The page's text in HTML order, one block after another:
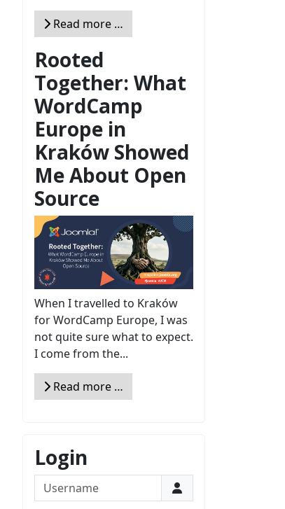
Read more …
Rooted
Together: What
WordCamp
Europe in
Kraków Showed
Me About Open
Source
When I travelled to Kraków
for WordCamp Europe, I was
not quite sure what to expect.
I come from the...
Read more …
Login
Username